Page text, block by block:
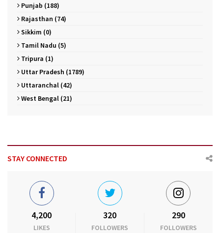
Punjab (188)
Rajasthan (74)
Sikkim (0)
Tamil Nadu (5)
Tripura (1)
Uttar Pradesh (1789)
Uttaranchal (42)
West Bengal (21)
STAY CONNECTED
4,200
LIKES
320
FOLLOWERS
290
FOLLOWERS